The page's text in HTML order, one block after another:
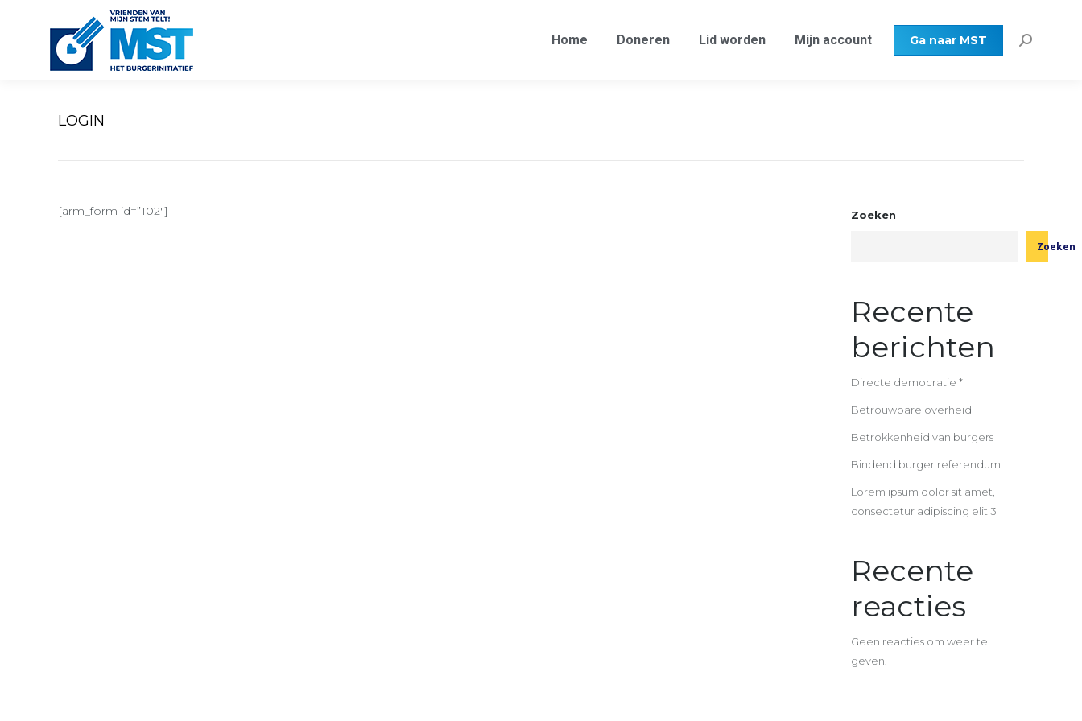
Home Doneren Lid worden Mijn account Ga naar MST Zoeken:
LOGIN
[arm_form id=”102″] Zoeken
Zoeken
Recente
berichten
Directe democratie *
Betrouwbare overheid
Betrokkenheid van burgers
Bindend burger referendum
Lorem ipsum dolor sit amet,
consectetur adipiscing elit 3
Recente
reacties
Geen reacties om weer te
geven.